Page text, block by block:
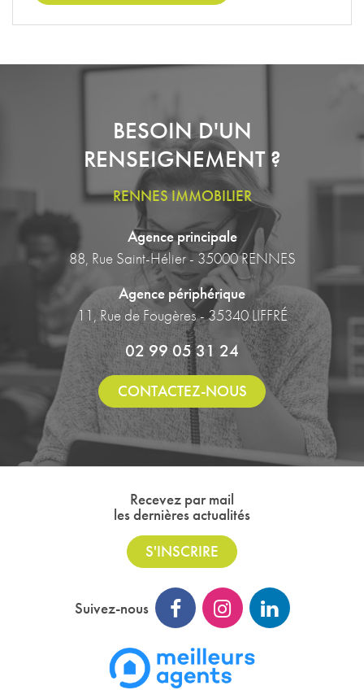
BESOIN D'UN
RENSEIGNEMENT ?
RENNES IMMOBILIER
Agence principale
88, Rue Saint-Hélier - 35000 RENNES
Agence périphérique
11, Rue de Fougères - 35340 LIFFRÉ
02 99 05 31 24
CONTACTEZ-NOUS
Recevez par mail
les dernières actualités
S'INSCRIRE
Suivez-nous